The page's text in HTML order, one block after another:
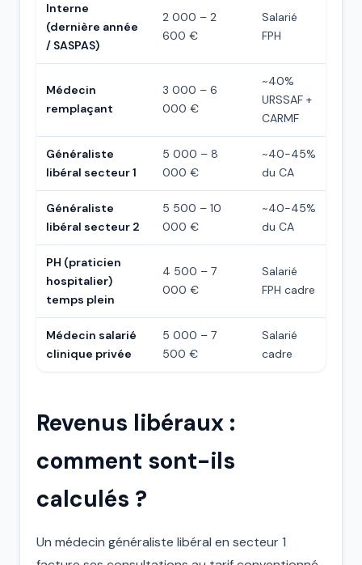
Interne
(dernière année
/ SASPAS)
2 000 – 2
600 €
Salarié
FPH
Médecin
remplaçant
3 000 – 6
000 €
~40%
URSSAF +
CARMF
Généraliste
libéral secteur 1
5 000 – 8
000 €
~40-45%
du CA
Généraliste
libéral secteur 2
5 500 – 10
000 €
~40-45%
du CA
PH (praticien
hospitalier)
temps plein
4 500 – 7
000 €
Salarié
FPH cadre
Médecin salarié
clinique privée
5 000 – 7
500 €
Salarié
cadre
Revenus libéraux :
comment sont-ils
calculés ?
Un médecin généraliste libéral en secteur 1